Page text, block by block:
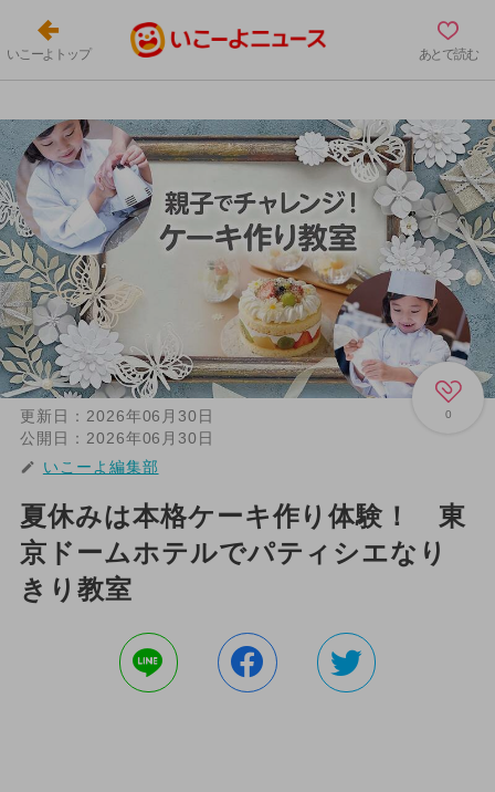
いこーよトップ あとで読む
0
更新日： 2026年06月30日
公開日： 2026年06月30日
いこーよ編集部
夏休みは本格ケーキ作り体験！ 東
京ドームホテルでパティシエなり
きり教室